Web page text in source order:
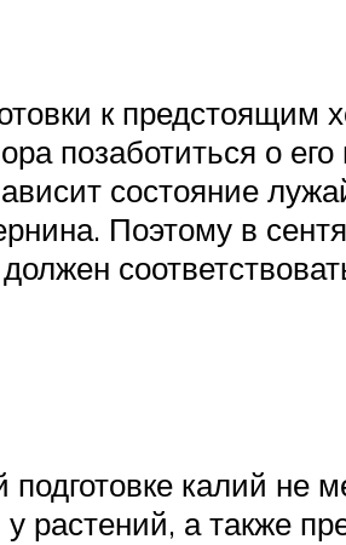
к предстоящим
позаботиться о
состояние
Поэтому в
калий не
растений, а также